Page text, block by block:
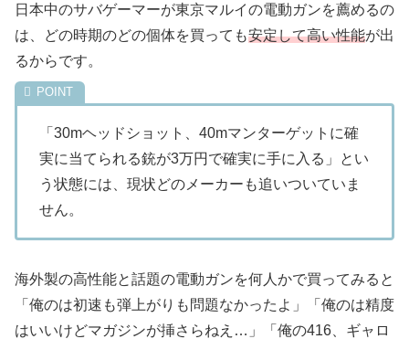
日本中のサバゲーマーが東京マルイの電動ガンを薦めるの
は、どの時期のどの個体を買っても安定して高い性能が出
るからです。
「30mヘッドショット、40mマンターゲットに確
実に当てられる銃が3万円で確実に手に入る」とい
う状態には、現状どのメーカーも追いついていま
せん。
海外製の高性能と話題の電動ガンを何人かで買ってみると
「俺のは初速も弾上がりも問題なかったよ」「俺のは精度
はいいけどマガジンが挿さらねえ…」「俺の416、ギャロ